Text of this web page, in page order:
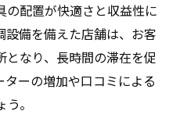
に応じた空調設計の実
様の滞在時間への影響
めの温湿度管理の重要
の配置が快適さと収益性に
設備を備えた店舗は、お客
なり、長時間の滞在を促
ターの増加や口コミによる
。